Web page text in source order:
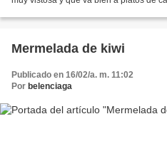
Mermelada de kiwi
Publicado en 16/02/a. m. 11:02
Por belenciaga